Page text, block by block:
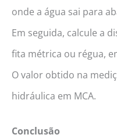
onde a água sai para
Em seguida, calcule a
fita métrica ou régua,
O valor obtido na
hidráulica em MCA.
Conclusão